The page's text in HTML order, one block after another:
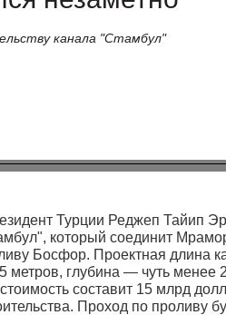
канала "Стамбул"
Турции Реджеп Тайип
который соединит
Босфор. Проектная длина
глубина — чуть менее
составит 15 млрд
Проход по проливу